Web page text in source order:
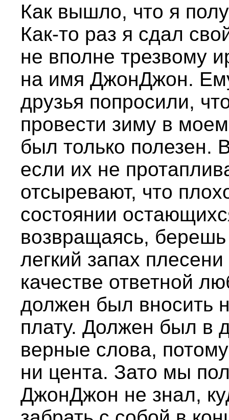
Как вышло, что я
Как-то раз я сдал
не вполне трезвому
на имя ДжонДжон.
друзья попросили,
провести зиму в
был только полезен.
если их не
отсыревают, что
состоянии
возвращаясь,
легкий запах
качестве ответной
должен был вносить
плату. Должен был в
верные слова,
ни цента. Зато мы
ДжонДжон не знал,